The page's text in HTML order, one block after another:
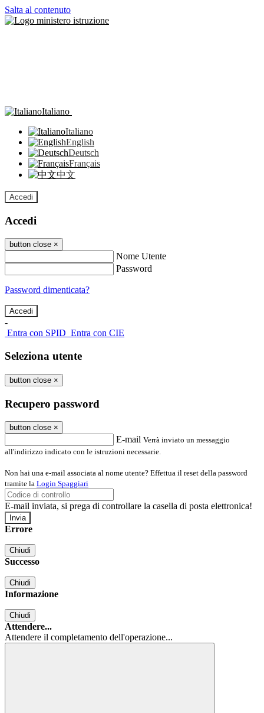
Salta al contenuto
Italiano
Italiano
English
Deutsch
Français
中文
Accedi
Accedi
button close ×
Nome Utente
Password
Password dimenticata?
-
Entra con SPID Entra con CIE
Seleziona utente
button close ×
Recupero password
button close ×
E-mail Verrà inviato un messaggio
all'indirizzo indicato con le istruzioni necessarie.
Non hai una e-mail associata al nome utente? Effettua il reset della password
tramite la Login Spaggiari
E-mail inviata, si prega di controllare la casella di posta elettronica!
Errore
Chiudi
Successo
Chiudi
Informazione
Chiudi
Attendere...
Attendere il completamento dell'operazione...